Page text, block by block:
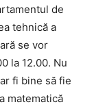
de
tehnică a
se vor
la 12.00. Nu
fi bine să fie
matematică